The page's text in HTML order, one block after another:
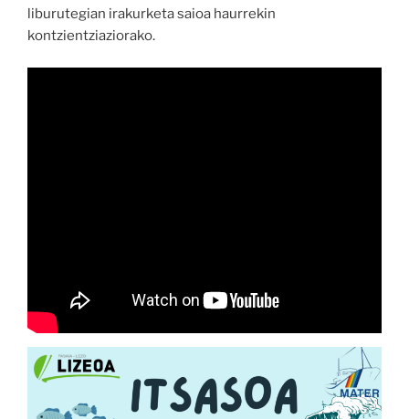
liburutegian irakurketa saioa haurrekin
kontzientziaziorako.